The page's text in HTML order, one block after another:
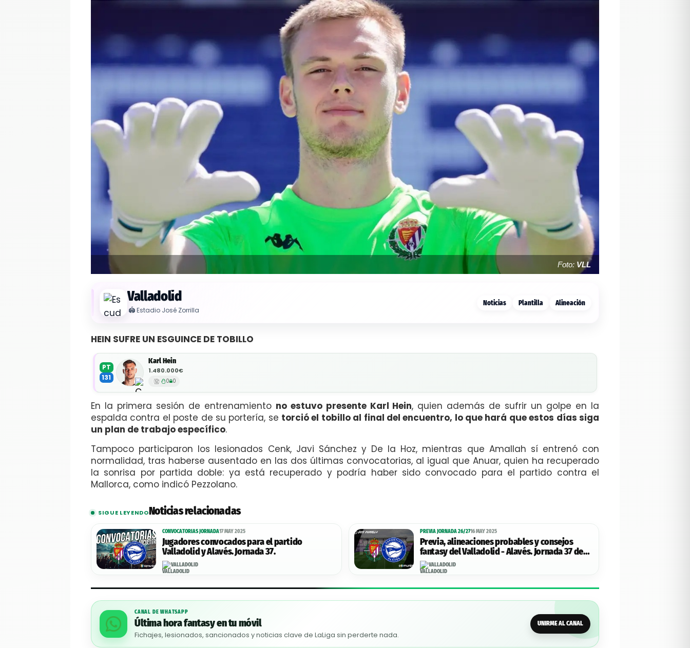
Foto: VLL
Valladolid
🏟️Estadio José Zorrilla
Noticias Plantilla Alineación
HEIN SUFRE UN ESGUINCE DE TOBILLO
PT
131
Karl Hein
1.480.000€
0 0
En la primera sesión de entrenamiento no estuvo presente Karl Hein, quien además de sufrir un golpe en la
espalda contra el poste de su portería, se torció el tobillo al final del encuentro, lo que hará que estos días siga
un plan de trabajo específico.
Tampoco participaron los lesionados Cenk, Javi Sánchez y De la Hoz, mientras que Amallah sí entrenó con
normalidad, tras haberse ausentado en las dos últimas convocatorias, al igual que Anuar, quien ha recuperado
la sonrisa por partida doble: ya está recuperado y podría haber sido convocado para el partido contra el
Mallorca, como indicó Pezzolano.
SIGUE LEYENDONoticias relacionadas
CONVOCATORIAS JORNADA17 MAY 2025
Jugadores convocados para el partido
Valladolid y Alavés. Jornada 37.
VALLADOLID
PREVIA JORNADA 26/2716 MAY 2025
Previa, alineaciones probables y consejos
fantasy del Valladolid - Alavés. Jornada 37 de
LaLiga.
VALLADOLID
CANAL DE WHATSAPP
Última hora fantasy en tu móvil
Fichajes, lesionados, sancionados y noticias clave de LaLiga sin perderte nada.
UNIRME AL CANAL